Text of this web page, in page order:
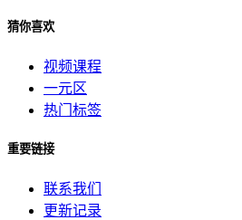
猜你喜欢
视频课程
一元区
热门标签
重要链接
联系我们
更新记录